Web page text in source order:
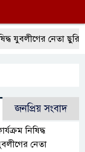
নেতা
জনপ্রিয় সংবাদ
নিষিদ্ধ
নেতা